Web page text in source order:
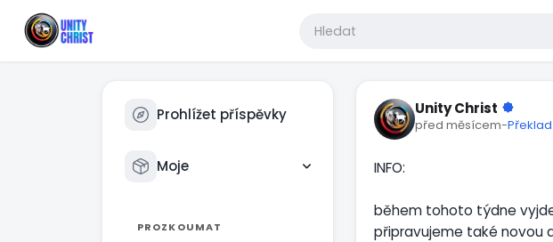
Prohlížet příspěvky
Moje
PROZKOUMAT
Unity Christ
před měsícem-Překlad
INFO:
během tohoto týdne
připravujeme také novou